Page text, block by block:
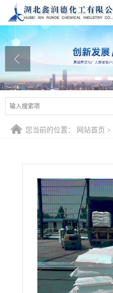
公司首页
公司介绍
公司动态
产品展厅
证书荣誉
您当前的位置： 网站首页 >